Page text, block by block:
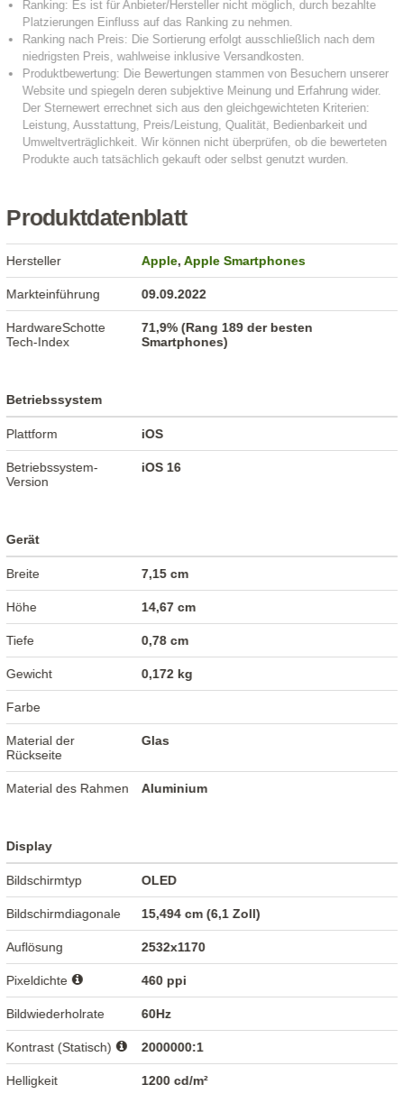
Produktdatenblatt
Hersteller Apple,Apple Smartphones
Markteinführung 09.09.2022
HardwareSchotte
Tech-Index
71,9% (Rang 189 der besten
Smartphones)
Betriebssystem
Plattform iOS
Betriebssystem-
Version
iOS 16
Gerät
Breite 7,15 cm
Höhe 14,67 cm
Tiefe 0,78 cm
Gewicht 0,172 kg
Farbe
Material der
Rückseite
Glas
Material des Rahmen Aluminium
Display
Bildschirmtyp OLED
Bildschirmdiagonale 15,494 cm (6,1 Zoll)
Auflösung 2532x1170
Pixeldichte 460 ppi
Bildwiederholrate 60Hz
Kontrast (Statisch) 2000000:1
Helligkeit 1200 cd/m²